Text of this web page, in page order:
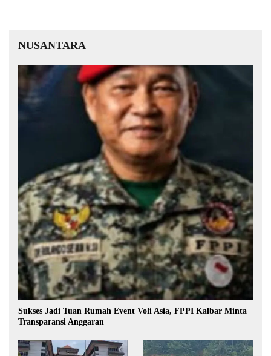
NUSANTARA
Sukses Jadi Tuan Rumah Event Voli Asia, FPPI Kalbar Minta
Transparansi Anggaran